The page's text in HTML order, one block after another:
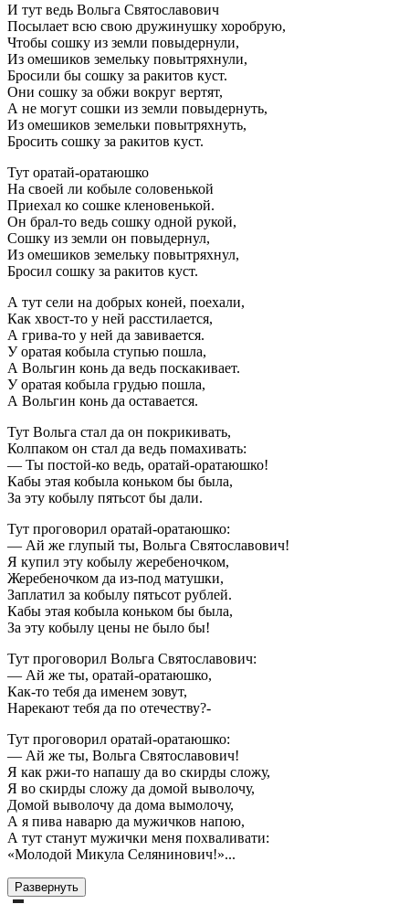
И тут ведь Вольга Святославович
Посылает всю свою дружинушку хоробрую,
Чтобы сошку из земли повыдернули,
Из омешиков земельку повытряхнули,
Бросили бы сошку за ракитов куст.
Они сошку за обжи вокруг вертят,
А не могут сошки из земли повыдернуть,
Из омешиков земельки повытряхнуть,
Бросить сошку за ракитов куст.
Тут оратай-оратаюшко
На своей ли кобыле соловенькой
Приехал ко сошке кленовенькой.
Он брал-то ведь сошку одной рукой,
Сошку из земли он повыдернул,
Из омешиков земельку повытряхнул,
Бросил сошку за ракитов куст.
А тут сели на добрых коней, поехали,
Как хвост-то у ней расстилается,
А грива-то у ней да завивается.
У оратая кобыла ступью пошла,
А Вольгин конь да ведь поскакивает.
У оратая кобыла грудью пошла,
А Вольгин конь да оставается.
Тут Вольга стал да он покрикивать,
Колпаком он стал да ведь помахивать:
— Ты постой-ко ведь, оратай-оратаюшко!
Кабы этая кобыла коньком бы была,
За эту кобылу пятьсот бы дали.
Тут проговорил оратай-оратаюшко:
— Ай же глупый ты, Вольга Святославович!
Я купил эту кобылу жеребеночком,
Жеребеночком да из-под матушки,
Заплатил за кобылу пятьсот рублей.
Кабы этая кобыла коньком бы была,
За эту кобылу цены не было бы!
Тут проговорил Вольга Святославович:
— Ай же ты, оратай-оратаюшко,
Как-то тебя да именем зовут,
Нарекают тебя да по отечеству?-
Тут проговорил оратай-оратаюшко:
— Ай же ты, Вольга Святославович!
Я как ржи-то напашу да во скирды сложу,
Я во скирды сложу да домой выволочу,
Домой выволочу да дома вымолочу,
А я пива наварю да мужичков напою,
А тут станут мужички меня похваливати:
«Молодой Микула Селянинович!»...
Развернуть